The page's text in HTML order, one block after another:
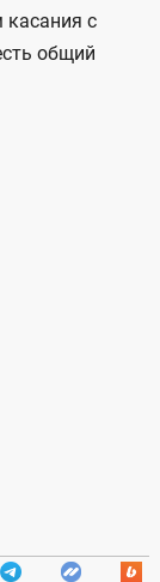
касания с
общий